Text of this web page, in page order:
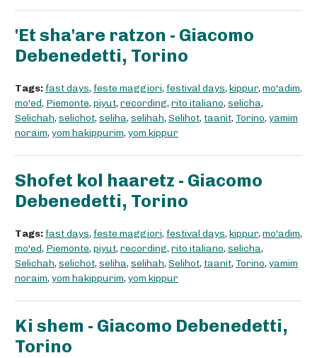
'Et sha'are ratzon - Giacomo
Debenedetti, Torino
Tags: fast days, feste maggiori, festival days, kippur, mo'adim,
mo'ed, Piemonte, piyut, recording, rito italiano, selicha,
Selichah, selichot, seliha, selihah, Selihot, taanit, Torino, yamim
noraim, yom hakippurim, yom kippur
Shofet kol haaretz - Giacomo
Debenedetti, Torino
Tags: fast days, feste maggiori, festival days, kippur, mo'adim,
mo'ed, Piemonte, piyut, recording, rito italiano, selicha,
Selichah, selichot, seliha, selihah, Selihot, taanit, Torino, yamim
noraim, yom hakippurim, yom kippur
Ki shem - Giacomo Debenedetti,
Torino